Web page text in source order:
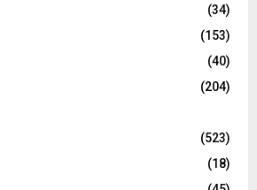
(34)
(153)
(40)
(204)
(523)
(18)